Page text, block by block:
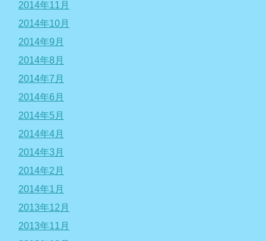
2014年11月
2014年10月
2014年9月
2014年8月
2014年7月
2014年6月
2014年5月
2014年4月
2014年3月
2014年2月
2014年1月
2013年12月
2013年11月